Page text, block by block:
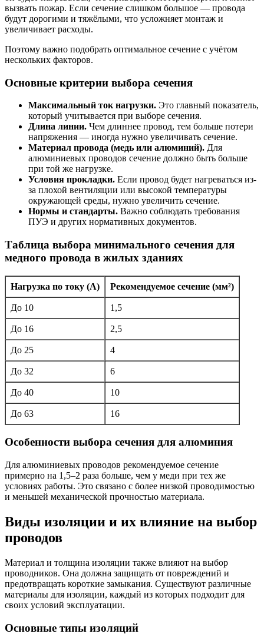
вызвать пожар. Если сечение слишком большое — провода
будут дорогими и тяжёлыми, что усложняет монтаж и
увеличивает расходы.
Поэтому важно подобрать оптимальное сечение с учётом
нескольких факторов.
Основные критерии выбора сечения
Максимальный ток нагрузки. Это главный показатель,
который учитывается при выборе сечения.
Длина линии. Чем длиннее провод, тем больше потери
напряжения — иногда нужно увеличивать сечение.
Материал провода (медь или алюминий). Для
алюминиевых проводов сечение должно быть больше
при той же нагрузке.
Условия прокладки. Если провод будет нагреваться из-
за плохой вентиляции или высокой температуры
окружающей среды, нужно увеличить сечение.
Нормы и стандарты. Важно соблюдать требования
ПУЭ и других нормативных документов.
Таблица выбора минимального сечения для
медного провода в жилых зданиях
Нагрузка по току (А) Рекомендуемое сечение (мм²)
До 10 1,5
До 16 2,5
До 25 4
До 32 6
До 40 10
До 63 16
Особенности выбора сечения для алюминия
Для алюминиевых проводов рекомендуемое сечение
примерно на 1,5–2 раза больше, чем у меди при тех же
условиях работы. Это связано с более низкой проводимостью
и меньшей механической прочностью материала.
Виды изоляции и их влияние на выбор
проводов
Материал и толщина изоляции также влияют на выбор
проводников. Она должна защищать от повреждений и
предотвращать короткие замыкания. Существуют различные
материалы для изоляции, каждый из которых подходит для
своих условий эксплуатации.
Основные типы изоляций